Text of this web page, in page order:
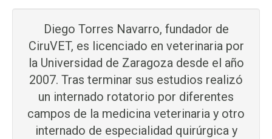
Diego Torres Navarro, fundador de
CiruVET, es licenciado en veterinaria por
la Universidad de Zaragoza desde el año
2007. Tras terminar sus estudios realizó
un internado rotatorio por diferentes
campos de la medicina veterinaria y otro
internado de especialidad quirúrgica y